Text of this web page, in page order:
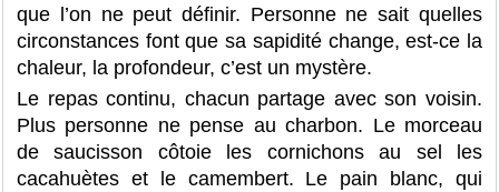
que l’on ne peut définir. Personne ne sait quelles
circonstances font que sa sapidité change, est-ce la
chaleur, la profondeur, c’est un mystère.
Le repas continu, chacun partage avec son voisin.
Plus personne ne pense au charbon. Le morceau
de saucisson côtoie les cornichons au sel les
cacahuètes et le camembert. Le pain blanc, qui